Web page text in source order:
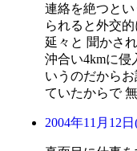
連絡を絶つと
られると外交
延々と 聞かさ
沖合い4kmに侵
いうのだから
ていたからで
2004年11月12